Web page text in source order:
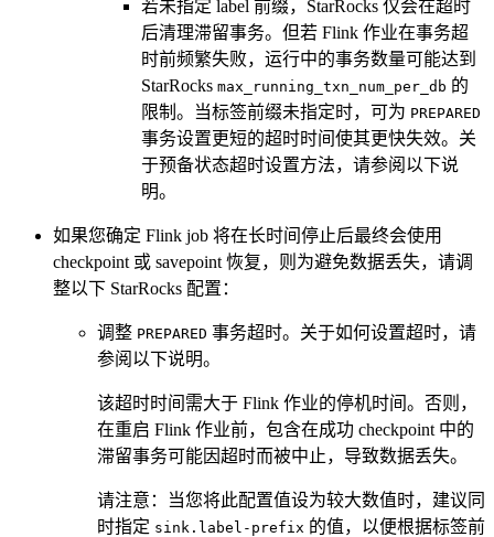
若未指定 label 前缀，StarRocks 仅会在超时
后清理滞留事务。但若 Flink 作业在事务超
时前频繁失败，运行中的事务数量可能达到
StarRocks max_running_txn_num_per_db 的
限制。当标签前缀未指定时，可为 PREPARED
事务设置更短的超时时间使其更快失效。关
于预备状态超时设置方法，请参阅以下说
明。
如果您确定 Flink job 将在长时间停止后最终会使用
checkpoint 或 savepoint 恢复，则为避免数据丢失，请调
整以下 StarRocks 配置：
调整 PREPARED 事务超时。关于如何设置超时，请
参阅以下说明。
该超时时间需大于 Flink 作业的停机时间。否则，
在重启 Flink 作业前，包含在成功 checkpoint 中的
滞留事务可能因超时而被中止，导致数据丢失。
请注意：当您将此配置值设为较大数值时，建议同
时指定 sink.label-prefix 的值，以便根据标签前